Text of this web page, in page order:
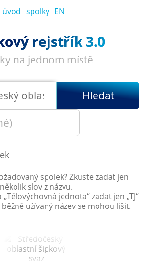
úvod spolky EN
rejstřík 3.0
na jednom místě
Hledat
spolek? Zkuste zadat jen
několik slov z názvu.
„Tělovýchovná jednota“ zadat jen „TJ“
užívaný název se mohou lišit.